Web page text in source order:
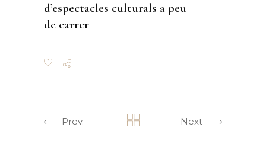
d’espectacles culturals a peu
de carrer
Prev. Next